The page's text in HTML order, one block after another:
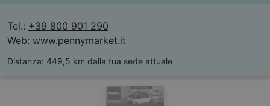
Tel.: +39 800 901 290
Web: www.pennymarket.it
Distanza: 449,5 km dalla tua sede attuale